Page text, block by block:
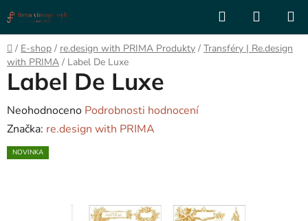
na
obsah
Hledat
KOŠÍK
Domů
/ E-shop / re.design with PRIMA Produkty / Transféry | Re.design
with PRIMA / Label De Luxe
Label De Luxe
Průměrné
hodnocení
produktu
Neohodnoceno Podrobnosti hodnocení
Značka: re.design with PRIMA
NOVINKA